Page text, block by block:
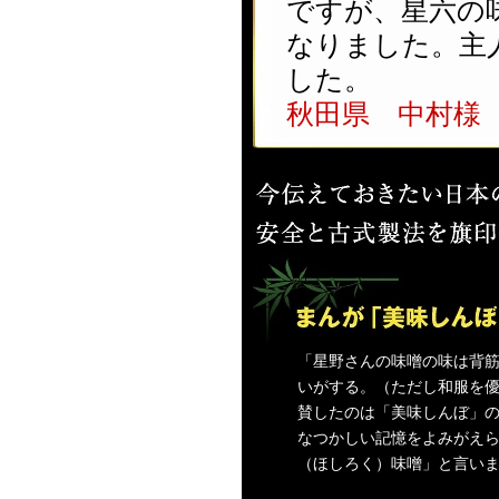
ですが、星六の
なりました。主
した。
秋田県 中村様
「星野さんの味噌の味は背
いがする。（ただし和服を
賛したのは「美味しんぼ」
なつかしい記憶をよみがえ
（ほしろく）味噌」と言い